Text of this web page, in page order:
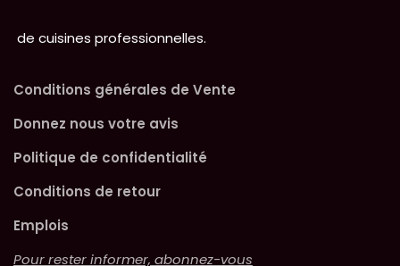
de cuisines professionnelles.
Conditions générales de Vente
Donnez nous votre avis
Politique de confidentialité
Conditions de retour
Emplois
Pour rester informer, abonnez-vous